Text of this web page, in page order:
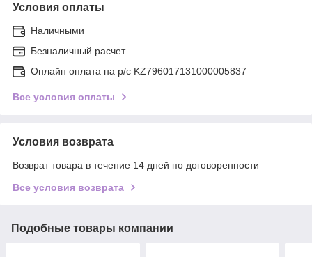
Условия оплаты
Наличными
Безналичный расчет
Онлайн оплата на р/с KZ796017131000005837
Все условия оплаты
Условия возврата
Возврат товара в течение 14 дней по договоренности
Все условия возврата
Подобные товары компании